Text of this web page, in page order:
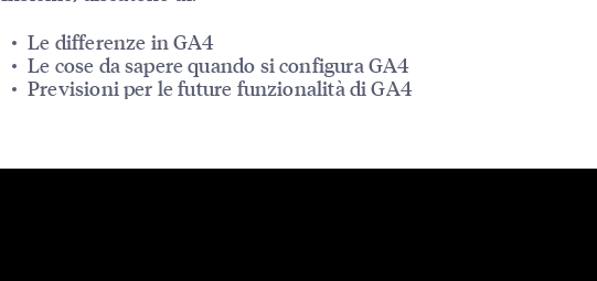
Le differenze in GA4
Le cose da sapere quando si configura GA4
Previsioni per le future funzionalità di GA4